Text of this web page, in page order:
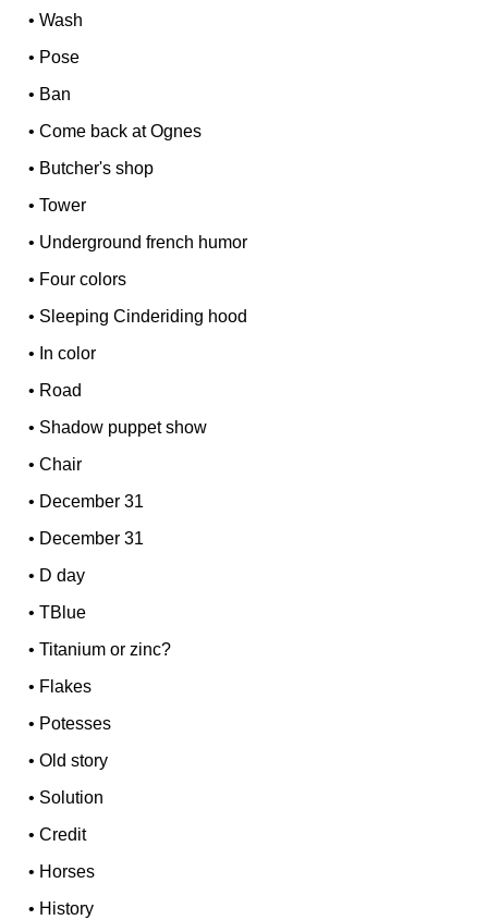
•Wash
• Pose
• Ban
•Come back at Ognes
• Butcher's shop
•Tower
• Underground french humor
• Four colors
• Sleeping Cinderiding hood
• In color
• Road
• Shadow puppet show
•Chair
• December 31
• December 31
• D day
•TBlue
•Titanium or zinc?
• Flakes
• Potesses
•Old story
• Solution
•Credit
• Horses
• History